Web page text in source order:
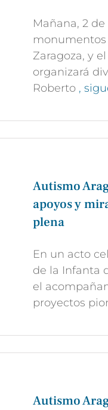
Mañana, 2
Zaragoza, y
organizará
Roberto ,
Autismo
apoyos y
plena
En un acto
de la Infanta
el
proyectos
Autismo